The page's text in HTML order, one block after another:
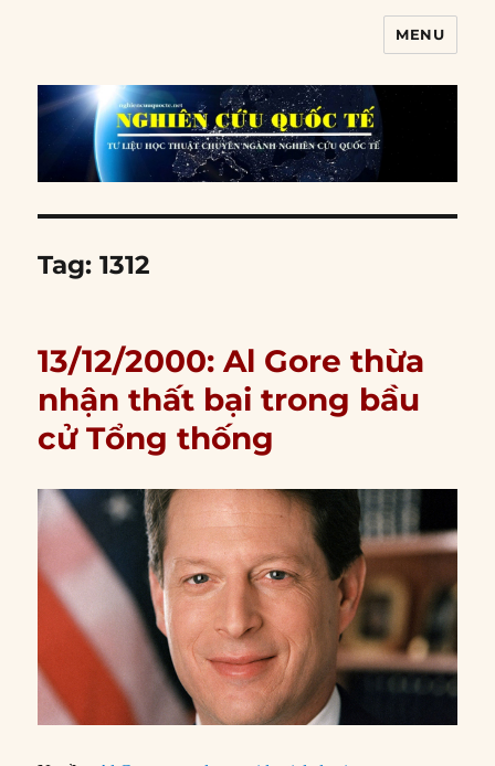
MENU
Tag:1312
13/12/2000: Al Gore thừa
nhận thất bại trong bầu
cử Tổng thống